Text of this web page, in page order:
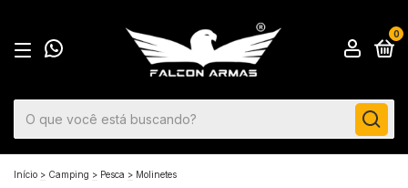
0
Início > Camping > Pesca > Molinetes